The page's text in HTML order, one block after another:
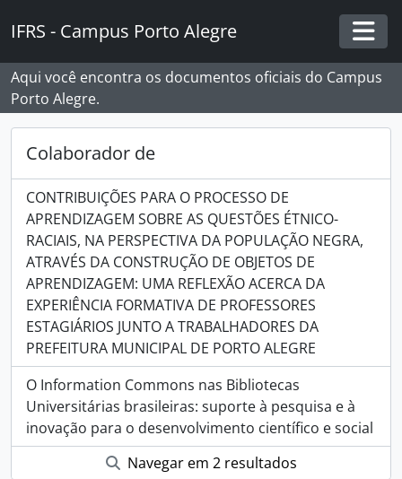
IFRS - Campus Porto Alegre
Aqui você encontra os documentos oficiais do Campus
Porto Alegre.
Colaborador de
CONTRIBUIÇÕES PARA O PROCESSO DE
APRENDIZAGEM SOBRE AS QUESTÕES ÉTNICO-
RACIAIS, NA PERSPECTIVA DA POPULAÇÃO NEGRA,
ATRAVÉS DA CONSTRUÇÃO DE OBJETOS DE
APRENDIZAGEM: UMA REFLEXÃO ACERCA DA
EXPERIÊNCIA FORMATIVA DE PROFESSORES
ESTAGIÁRIOS JUNTO A TRABALHADORES DA
PREFEITURA MUNICIPAL DE PORTO ALEGRE
O Information Commons nas Bibliotecas
Universitárias brasileiras: suporte à pesquisa e à
inovação para o desenvolvimento científico e social
Navegar em 2 resultados